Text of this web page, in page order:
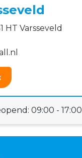
HT Varsseveld
09:00 - 17:00